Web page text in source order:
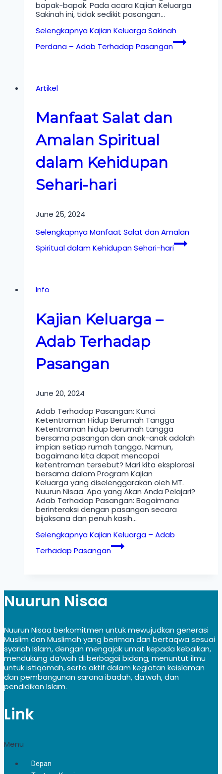
bapak-bapak. Pada acara Kajian Keluarga
Sakinah ini, tidak sedikit pasangan…
SelengkapnyaKajian Keluarga Sakinah
Perdana – Adab Terhadap Pasangan
Artikel
Manfaat Salat dan
Amalan Spiritual
dalam Kehidupan
Sehari-hari
June 25, 2024
SelengkapnyaManfaat Salat dan Amalan
Spiritual dalam Kehidupan Sehari-hari
Info
Kajian Keluarga –
Adab Terhadap
Pasangan
June 20, 2024
Adab Terhadap Pasangan: Kunci
Ketentraman Hidup Berumah Tangga
Ketentraman hidup berumah tangga
bersama pasangan dan anak-anak adalah
impian setiap rumah tangga. Namun,
bagaimana kita dapat mencapai
ketentraman tersebut? Mari kita eksplorasi
bersama dalam Program Kajian
Keluarga yang diselenggarakan oleh MT.
Nuurun Nisaa. Apa yang Akan Anda Pelajari?
Adab Terhadap Pasangan: Bagaimana
berinteraksi dengan pasangan secara
bijaksana dan penuh kasih…
SelengkapnyaKajian Keluarga – Adab
Terhadap Pasangan
Nuurun Nisaa
Nuurun Nisaa berkomitmen untuk mewujudkan generasi
Muslim dan Muslimah yang beriman dan bertaqwa sesuai
syariah Islam, dengan mengajak umat kepada kebaikan,
mendukung da’wah di berbagai bidang, menuntut ilmu
untuk istiqomah, serta aktif dalam kegiatan keislaman
dan pembangunan sarana ibadah, da’wah, dan
pendidikan Islam.
Link
Menu
Depan